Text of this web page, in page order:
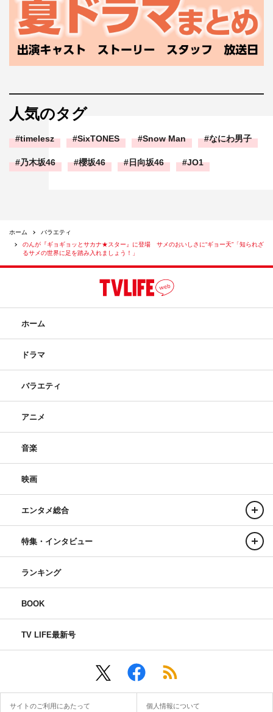
人気のタグ
timelesz SixTONES Snow Man なにわ男子
乃木坂46 櫻坂46 日向坂46 JO1
ホーム
バラエティ
のんが『ギョギョッとサカナ★スター』に登場 サメのおいしさに“ギョー天”「知られざ
るサメの世界に足を踏み入れましょう！」
ホーム
ドラマ
バラエティ
アニメ
音楽
映画
エンタメ総合
特集・インタビュー
ランキング
BOOK
TV LIFE最新号
サイトのご利用にあたって 個人情報について